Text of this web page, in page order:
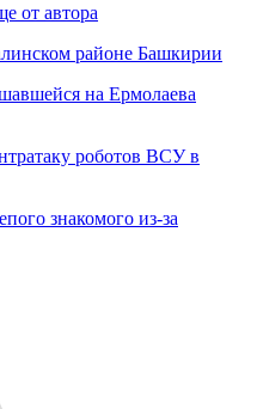
от автора
районе Башкирии
на Ермолаева
роботов ВСУ в
знакомого из-за